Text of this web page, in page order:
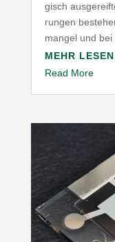
gisch
rungen
mangel und bei
MEHR LESEN
Read More